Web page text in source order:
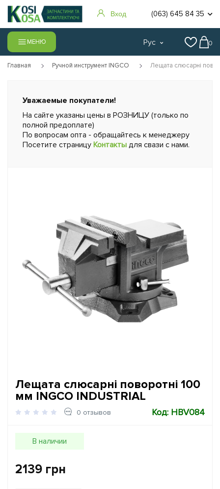
Вход (063) 645 84 35
МЕНЮ Рус 0
Главная Ручной инструмент INGCO Лещата слюсарні
Уважаемые покупатели!
На сайте указаны цены в РОЗНИЦУ (только по
полной предоплате)
По вопросам опта - обращайтесь к менеджеру
Посетите страницу Контакты для свази с нами.
Лещата слюсарні поворотні 100
мм INGCO INDUSTRIAL
0 отзывов Код: HBV084
В наличии
2139 грн